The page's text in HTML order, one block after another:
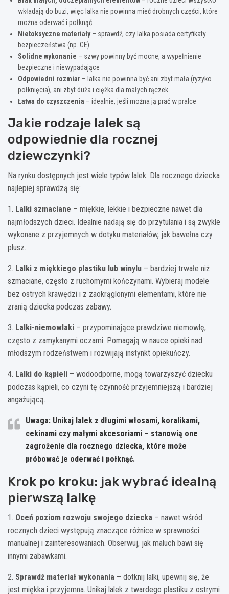
wkładają do buzi, więc lalka nie powinna mieć drobnych części, które
można oderwać i połknąć
Nietoksyczne materiały– sprawdź, czy lalka posiada certyfikaty
bezpieczeństwa (np. CE)
Solidne wykonanie – szwy powinny być mocne, a wypełnienie
bezpieczne i niewypadające
Odpowiedni rozmiar – lalka nie powinna być ani zbyt mała (ryzyko
połknięcia), ani zbyt duża i ciężka dla małych rączek
Łatwa do czyszczenia – idealnie, jeśli można ją prać w pralce
Jakie rodzaje lalek są
odpowiednie dla rocznej
dziewczynki?
Na rynku dostępnych jest wiele typów lalek. Dla rocznego dziecka
najlepiej sprawdzą się:
1. Lalki szmaciane – miękkie, lekkie i bezpieczne nawet dla
najmłodszych dzieci. Idealnie nadają się do przytulania i są zwykle
wykonane z przyjemnych w dotyku materiałów, jak bawełna czy
plusz.
2. Lalki z miękkiego plastiku lub winylu – bardziej trwałe niż
szmaciane, często z ruchomymi kończynami. Wybieraj modele
bez ostrych krawędzi i z zaokrąglonymi elementami, które nie
zranią dziecka podczas zabawy.
3. Lalki-niemowlaki – przypominające prawdziwe niemowlę,
często z zamykanymi oczami. Pomagają w nauce opieki nad
młodszym rodzeństwem i rozwijają instynkt opiekuńczy.
4. Lalki do kąpieli – wodoodporne, mogą towarzyszyć dziecku
podczas kąpieli, co czyni tę czynność przyjemniejszą i bardziej
angażującą.
Uwaga: Unikaj lalek z długimi włosami, koralikami,
cekinami czy małymi akcesoriami – stanowią one
zagrożenie dla rocznego dziecka, które może
próbować je oderwać i połknąć.
Krok po kroku: jak wybrać idealną
pierwszą lalkę
1. Oceń poziom rozwoju swojego dziecka – nawet wśród
rocznych dzieci występują znaczące różnice w sprawności
manualnej i zainteresowaniach. Obserwuj, jak maluch bawi się
innymi zabawkami.
2. Sprawdź materiał wykonania – dotknij lalki, upewnij się, że
jest miękka i przyjemna. Unikaj lalek z twardego plastiku z ostrymi